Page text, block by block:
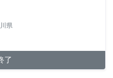
県
了